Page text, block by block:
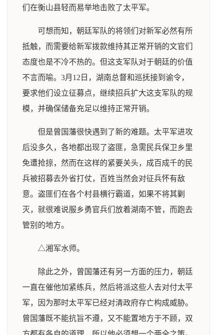
们在衡山县轻而易举地击败了太平军。
可想而知，朝廷军队的将领们对新军必然有所
抵触，而需要给新军拨款维持其正常开销的文官们
态度也是不冷不热的。但这支军队对于朝廷的价值
不言而喻。3月12日，湖南总督和巡抚接到谕令，
要求他们设立征募点，继续招兵扩大这支军队的规
模，并确保储备充足以维持正常开销。
但是曾国藩很快遇到了新的难题。太平军进攻
后没多久，各地都出现了盗匪，急需民兵保卫乡里
免遭抢掠，然而在这样的紧要关头，成百成千的民
兵被招募去外省打仗，百姓当然会对征兵怀有敌
意。盗匪们在各个村县横行霸道，如果不将其剿
灭，就很难说服乡勇官兵们放着湖南不管，而跑去
管别的地方。
△湘军水师。
除此之外，曾国藩还有另一方面的压力，朝廷
一直在催他加紧练兵，然后将派这些人去对付太平
军，因为那时太平军已经对清政府存亡构成威胁。
曾国藩既不能抗旨不遵，又不能置地方于不顾，双